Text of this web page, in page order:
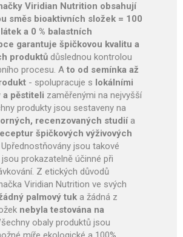
Viridian Nutrition obsahují
směs bioaktivních složek = 100
a 0 % balastních
garantuje špičkovou kvalitu a
produktů důslednou kontrolou
procesu. A to od semínka až
- spolupracuje s lokálními
pěstiteli zaměřenými na nejvyšší
produkty jsou sestaveny na
recenzovaných studiía
špičkových výživových
Upřednostňovány jsou takové
jsou prokazatelně účinné při
Z etických důvodů
Viridian Nutrition ve svých
palmový tuk a žádná z
nebyla testována na
obaly produktů jsou